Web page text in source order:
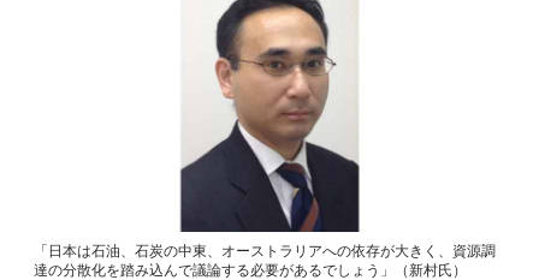
「日本は石油、石炭の中東、オーストラリアへの依存が大きく、資源調
達の分散化を踏み込んで議論する必要があるでしょう」（新村氏）